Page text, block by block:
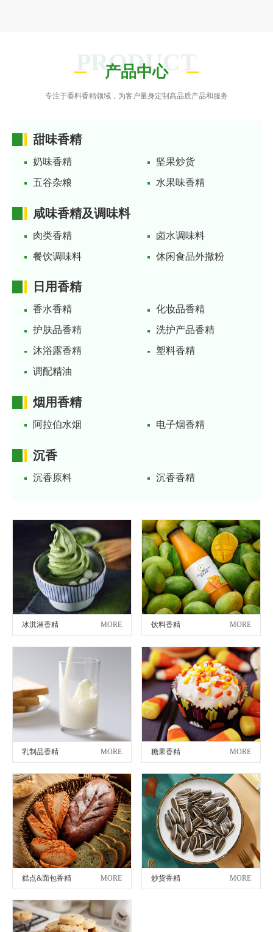
PRODUCT
产品中心
专注于香料香精领域，为客户量身定制高品质产品和服务
甜味香精
奶味香精
坚果炒货
五谷杂粮
水果味香精
咸味香精及调味料
肉类香精
卤水调味料
餐饮调味料
休闲食品外撒粉
日用香精
香水香精
化妆品香精
护肤品香精
洗护产品香精
沐浴露香精
塑料香精
调配精油
烟用香精
阿拉伯水烟 电子烟香精
沉香
沉香原料 沉香香精
冰淇淋香精 MORE 饮料香精 MORE
乳制品香精 MORE 糖果香精 MORE
糕点&面包香精 MORE 炒货香精 MORE